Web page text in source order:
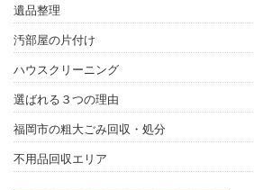
遺品整理
汚部屋の片付け
ハウスクリーニング
選ばれる３つの理由
福岡市の粗大ごみ回収・処分
不用品回収エリア